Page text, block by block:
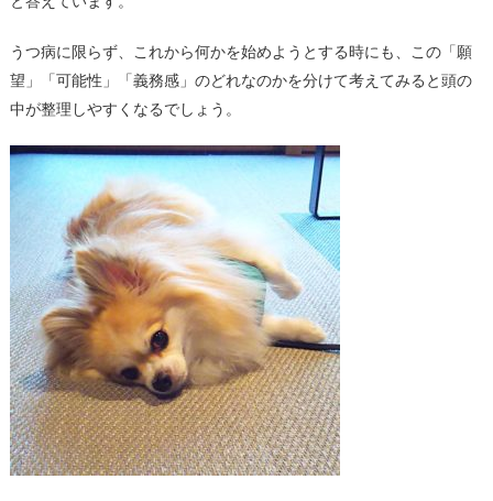
うつ病に限らず、これから何かを始めようとする時にも、この「願
望」「可能性」「義務感」のどれなのかを分けて考えてみると頭の
中が整理しやすくなるでしょう。